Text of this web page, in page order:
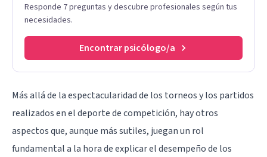
Responde 7 preguntas y descubre profesionales según tus
necesidades.
Encontrar psicólogo/a
Más allá de la espectacularidad de los torneos y los partidos
realizados en el deporte de competición, hay otros
aspectos que, aunque más sutiles, juegan un rol
fundamental a la hora de explicar el desempeño de los